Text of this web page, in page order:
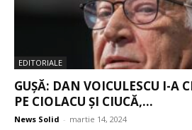
EDITORIALE
GUȘĂ: DAN VOICULESCU I-A
PE CIOLACU ȘI CIUCĂ,...
News Solid - martie 14, 2024